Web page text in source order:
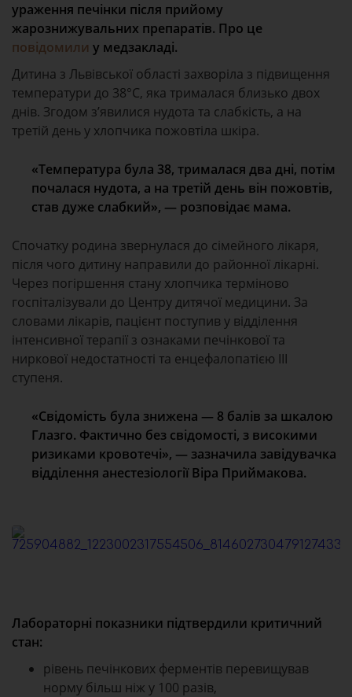
ураження печінки після прийому
жарознижувальних препаратів. Про це
повідомили у медзакладі.
Дитина з Львівської області захворіла з підвищення
температури до 38°C, яка трималася близько двох
днів. Згодом з’явилися нудота та слабкість, а на
третій день у хлопчика пожовтіла шкіра.
«Температура була 38, трималася два дні, потім
почалася нудота, а на третій день він пожовтів,
став дуже слабкий», — розповідає мама.
Спочатку родина звернулася до сімейного лікаря,
після чого дитину направили до районної лікарні.
Через погіршення стану хлопчика терміново
госпіталізували до Центру дитячої медицини. За
словами лікарів, пацієнт поступив у відділення
інтенсивної терапії з ознаками печінкової та
ниркової недостатності та енцефалопатією ІІІ
ступеня.
«Свідомість була знижена — 8 балів за шкалою
Глазго. Фактично без свідомості, з високими
ризиками кровотечі», — зазначила завідувачка
відділення анестезіології Віра Приймакова.
Лабораторні показники підтвердили критичний
стан:
рівень печінкових ферментів перевищував
норму більш ніж у 100 разів,